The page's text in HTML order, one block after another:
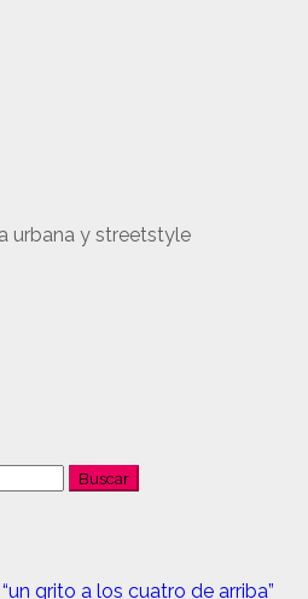
urbana y streetstyle
grito a los cuatro de arriba”